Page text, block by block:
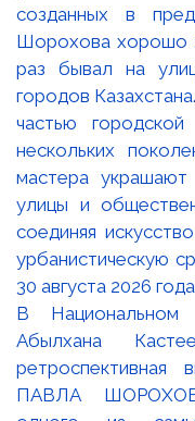
В
Абылхана
ПАВЛА